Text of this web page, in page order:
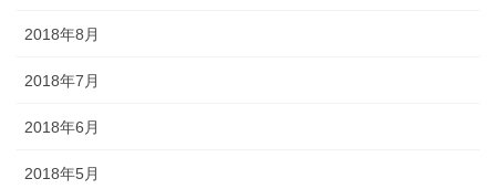
2018年8月
2018年7月
2018年6月
2018年5月